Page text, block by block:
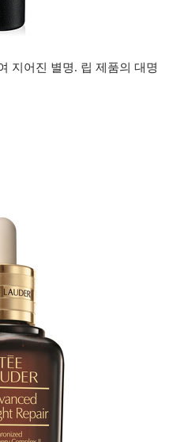
지어진 별명. 립 제품의 대명